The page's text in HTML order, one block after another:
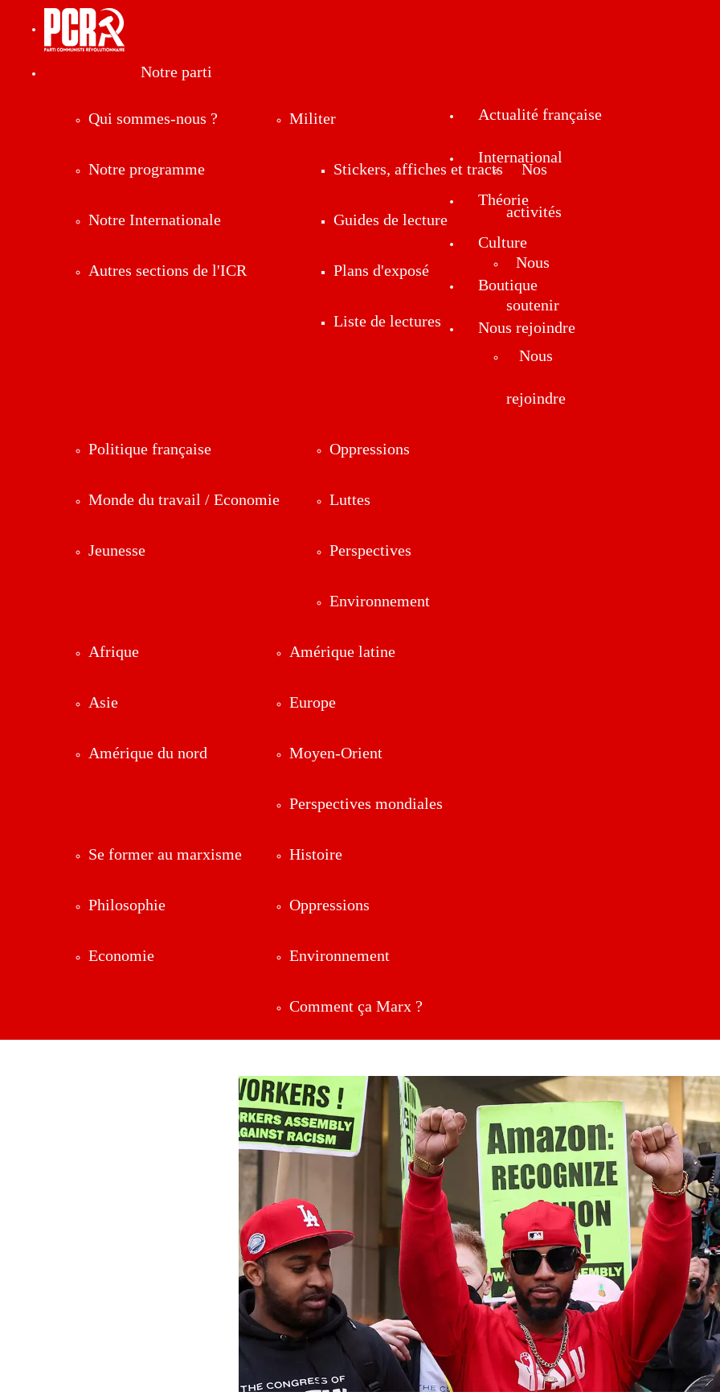
Notre parti
Qui sommes-nous ?
Notre programme
Notre Internationale
Autres sections de l'ICR
Militer
Stickers, affiches et tracts
Guides de lecture
Plans d'exposé
Liste de lectures
Nos
activités
Nous
soutenir
Nous
rejoindre
Actualité française
Politique française
Monde du travail / Economie
Jeunesse
Oppressions
Luttes
Perspectives
Environnement
International
Afrique
Asie
Amérique du nord
Amérique latine
Europe
Moyen-Orient
Perspectives mondiales
Théorie
Se former au marxisme
Philosophie
Economie
Histoire
Oppressions
Environnement
Comment ça Marx ?
Culture
Boutique
Nous rejoindre